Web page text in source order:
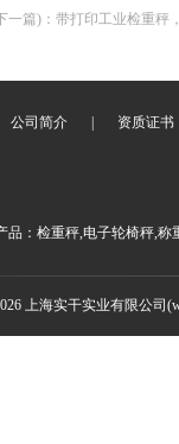
一篇) ： 带打印工业检重秤
公司简介 资质证书
品：检重秤,电子轮椅秤,
上海实干实业有限公司